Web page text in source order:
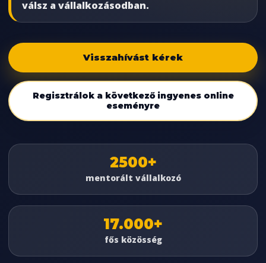
válsz a vállalkozásodban.
Visszahívást kérek
Regisztrálok a következő ingyenes online
eseményre
2500+
mentorált vállalkozó
17.000+
fős közösség